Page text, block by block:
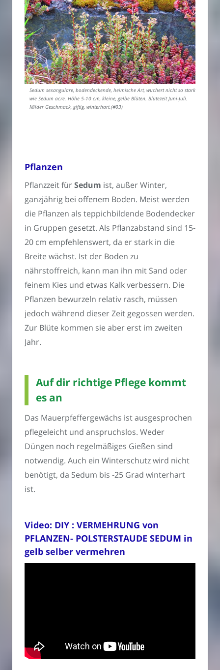
Sedum sexangulare, bodendeckende, heimische Art, wuchert nicht so stark
wie Sedum acre. Höhe 5-10 cm, kleine, gelbe Blüten. Blütezeit Juni-Juli.
Milder Geschmack, giftig, winterhart.(#03)
Pflanzen
Pflanzzeit fürSedum ist, außer Winter,
ganzjährig bei offenem Boden. Meist werden
die Pflanzen als teppichbildende Bodendecker
in Gruppen gesetzt. Als Pflanzabstand sind 15-
20 cm empfehlenswert, da er stark in die
Breite wächst. Ist der Boden zu
nährstoffreich, kann man ihn mit Sand oder
feinem Kies und etwas Kalk verbessern. Die
Pflanzen bewurzeln relativ rasch, müssen
jedoch während dieser Zeit gegossen werden.
Zur Blüte kommen sie aber erst im zweiten
Jahr.
Auf dir richtige Pflege kommt
es an
Das Mauerpfeffergewächs ist ausgesprochen
pflegeleicht und anspruchslos. Weder
Düngen noch regelmäßiges Gießen sind
notwendig. Auch ein Winterschutz wird nicht
benötigt, da Sedum bis -25 Grad winterhart
ist.
Video: DIY : VERMEHRUNG von
PFLANZEN- POLSTERSTAUDE SEDUM in
gelb selber vermehren